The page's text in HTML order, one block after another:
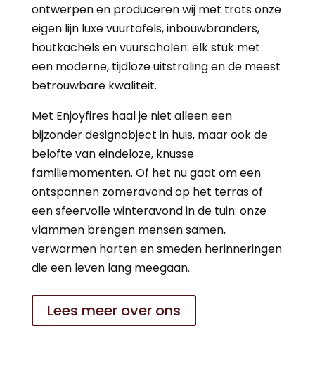
ontwerpen en produceren wij met trots onze
eigen lijn luxe vuurtafels, inbouwbranders,
houtkachels en vuurschalen: elk stuk met
een moderne, tijdloze uitstraling en de meest
betrouwbare kwaliteit.
Met Enjoyfires haal je niet alleen een
bijzonder designobject in huis, maar ook de
belofte van eindeloze, knusse
familiemomenten. Of het nu gaat om een
ontspannen zomeravond op het terras of
een sfeervolle winteravond in de tuin: onze
vlammen brengen mensen samen,
verwarmen harten en smeden herinneringen
die een leven lang meegaan.
Lees meer over ons